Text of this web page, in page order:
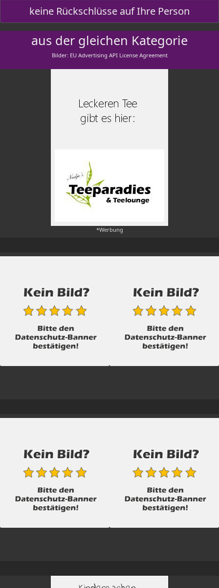
keine Rückschlüsse auf Ihre Person
aus der gleichen Kategorie
Bilder: EU Advertising API License Agreement
*Werbung